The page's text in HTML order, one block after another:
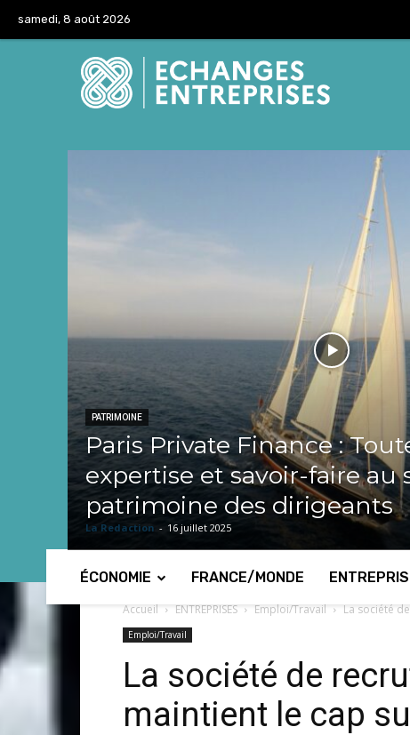
samedi, 8 août 2026
PATRIMOINE
Paris Private Finance :
expertise et savoir-faire au
patrimoine des dirigeants
La Redaction - 16 juillet 2025
ÉCONOMIE FRANCE/MONDE
Accueil ENTREPRISES Emploi/Travail La société
Emploi/Travail
La société de
maintient le cap